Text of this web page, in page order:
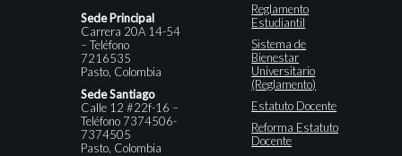
Sede Principal
Carrera 20A 14-54
– Teléfono
7216535
Pasto, Colombia
Sede Santiago
Calle 12 #22f-16 –
Teléfono 7374506-
7374505
Pasto, Colombia
Reglamento
Estudiantil
Sistema de
Bienestar
Universitario
(Reglamento)
Estatuto Docente
Reforma Estatuto
Docente